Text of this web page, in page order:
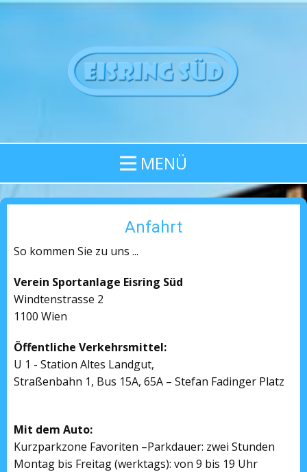
MENÜ
Anfahrt
So kommen Sie zu uns ...
Verein Sportanlage Eisring Süd
Windtenstrasse 2
1100 Wien
Öffentliche Verkehrsmittel:
U 1 - Station Altes Landgut,
Straßenbahn 1, Bus 15A, 65A – Stefan Fadinger Platz
Mit dem Auto:
Kurzparkzone Favoriten –Parkdauer: zwei Stunden
Montag bis Freitag (werktags): von 9 bis 19 Uhr